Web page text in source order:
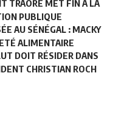
TRAORÉ MET FIN À LA
PUBLIQUE
AU SÉNÉGAL : MACKY
ALIMENTAIRE
DOIT RÉSIDER DANS
CHRISTIAN ROCH